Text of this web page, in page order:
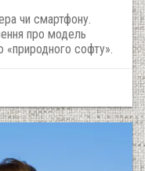
чи смартфону.
про модель
«природного софту».